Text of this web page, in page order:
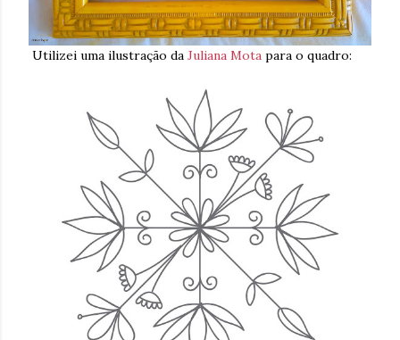
Utilizei uma ilustração da Juliana Mota para o quadro: